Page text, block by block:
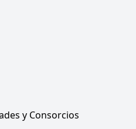
y Consorcios